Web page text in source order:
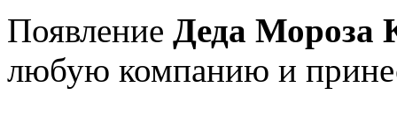
Появление Деда Мороза
любую компанию и